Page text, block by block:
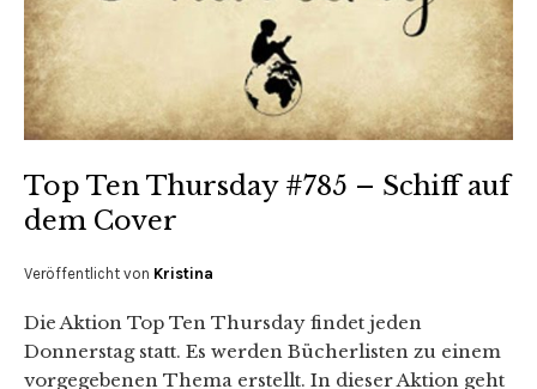
Top Ten Thursday #785 – Schiff auf
dem Cover
Veröffentlicht von Kristina
Die Aktion Top Ten Thursday findet jeden
Donnerstag statt. Es werden Bücherlisten zu einem
vorgegebenen Thema erstellt. In dieser Aktion geht